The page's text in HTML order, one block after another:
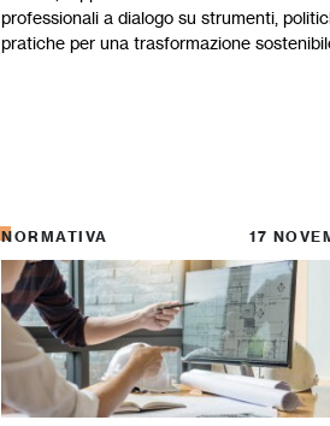
professionali a dialogo su strumenti,
pratiche per una trasformazione
NORMATIVA 17